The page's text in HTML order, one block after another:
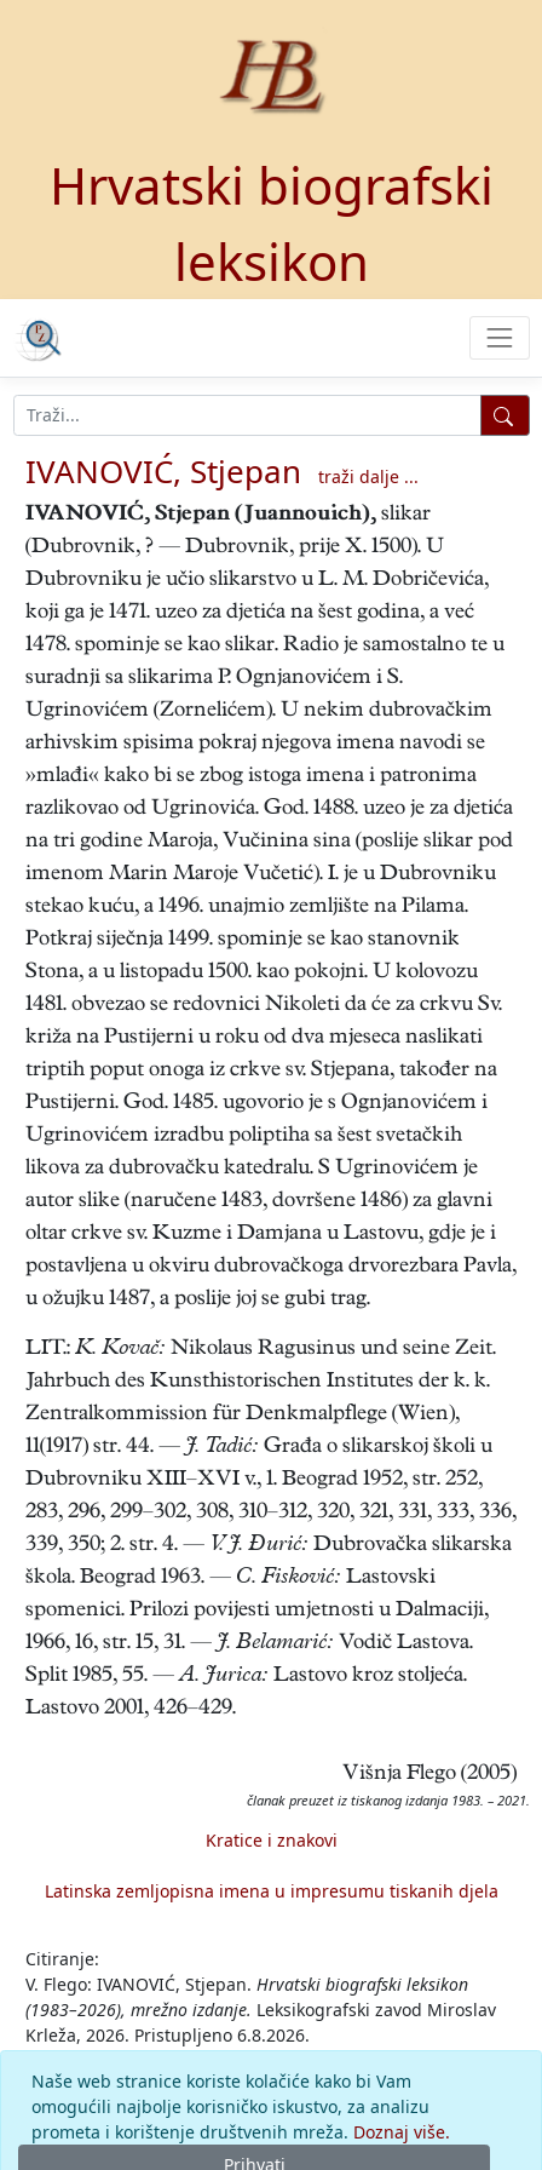
Hrvatski biografski
leksikon
IVANOVIĆ, Stjepan
traži dalje ...
IVANOVIĆ, Stjepan (Juannouich), slikar
(Dubrovnik, ? — Dubrovnik, prije X. 1500). U
Dubrovniku je učio slikarstvo u L. M. Dobričevića,
koji ga je 1471. uzeo za djetića na šest godina, a već
1478. spominje se kao slikar. Radio je samostalno te u
suradnji sa slikarima P. Ognjanovićem i S.
Ugrinovićem (Zornelićem). U nekim dubrovačkim
arhivskim spisima pokraj njegova imena navodi se
»mlađi« kako bi se zbog istoga imena i patronima
razlikovao od Ugrinovića. God. 1488. uzeo je za djetića
na tri godine Maroja, Vučinina sina (poslije slikar pod
imenom Marin Maroje Vučetić). I. je u Dubrovniku
stekao kuću, a 1496. unajmio zemljište na Pilama.
Potkraj siječnja 1499. spominje se kao stanovnik
Stona, a u listopadu 1500. kao pokojni. U kolovozu
1481. obvezao se redovnici Nikoleti da će za crkvu Sv.
križa na Pustijerni u roku od dva mjeseca naslikati
triptih poput onoga iz crkve sv. Stjepana, također na
Pustijerni. God. 1485. ugovorio je s Ognjanovićem i
Ugrinovićem izradbu poliptiha sa šest svetačkih
likova za dubrovačku katedralu. S Ugrinovićem je
autor slike (naručene 1483, dovršene 1486) za glavni
oltar crkve sv. Kuzme i Damjana u Lastovu, gdje je i
postavljena u okviru dubrovačkoga drvorezbara Pavla,
u ožujku 1487, a poslije joj se gubi trag.
LIT.: K. Kovač: Nikolaus Ragusinus und seine Zeit.
Jahrbuch des Kunsthistorischen Institutes der k. k.
Zentralkommission für Denkmalpflege (Wien),
11(1917) str. 44. — J. Tadić: Građa o slikarskoj školi u
Dubrovniku XIII–XVI v., 1. Beograd 1952, str. 252,
283, 296, 299–302, 308, 310–312, 320, 321, 331, 333, 336,
339, 350; 2. str. 4. — V. J. Đurić: Dubrovačka slikarska
škola. Beograd 1963. — C. Fisković: Lastovski
spomenici. Prilozi povijesti umjetnosti u Dalmaciji,
1966, 16, str. 15, 31. — J. Belamarić: Vodič Lastova.
Split 1985, 55. —A. Jurica: Lastovo kroz stoljeća.
Lastovo 2001, 426–429.
Višnja Flego (2005)
članak preuzet iz tiskanog izdanja 1983. – 2021.
Kratice i znakovi
Latinska zemljopisna imena u impresumu tiskanih djela
Citiranje:
V. Flego: IVANOVIĆ, Stjepan. Hrvatski biografski leksikon
(1983–2026), mrežno izdanje. Leksikografski zavod Miroslav
Krleža, 2026. Pristupljeno 6.8.2026.
Komentar
Naše web stranice koriste kolačiće kako bi Vam
omogućili najbolje korisničko iskustvo, za analizu
prometa i korištenje društvenih mreža. Doznaj više.
Prihvati